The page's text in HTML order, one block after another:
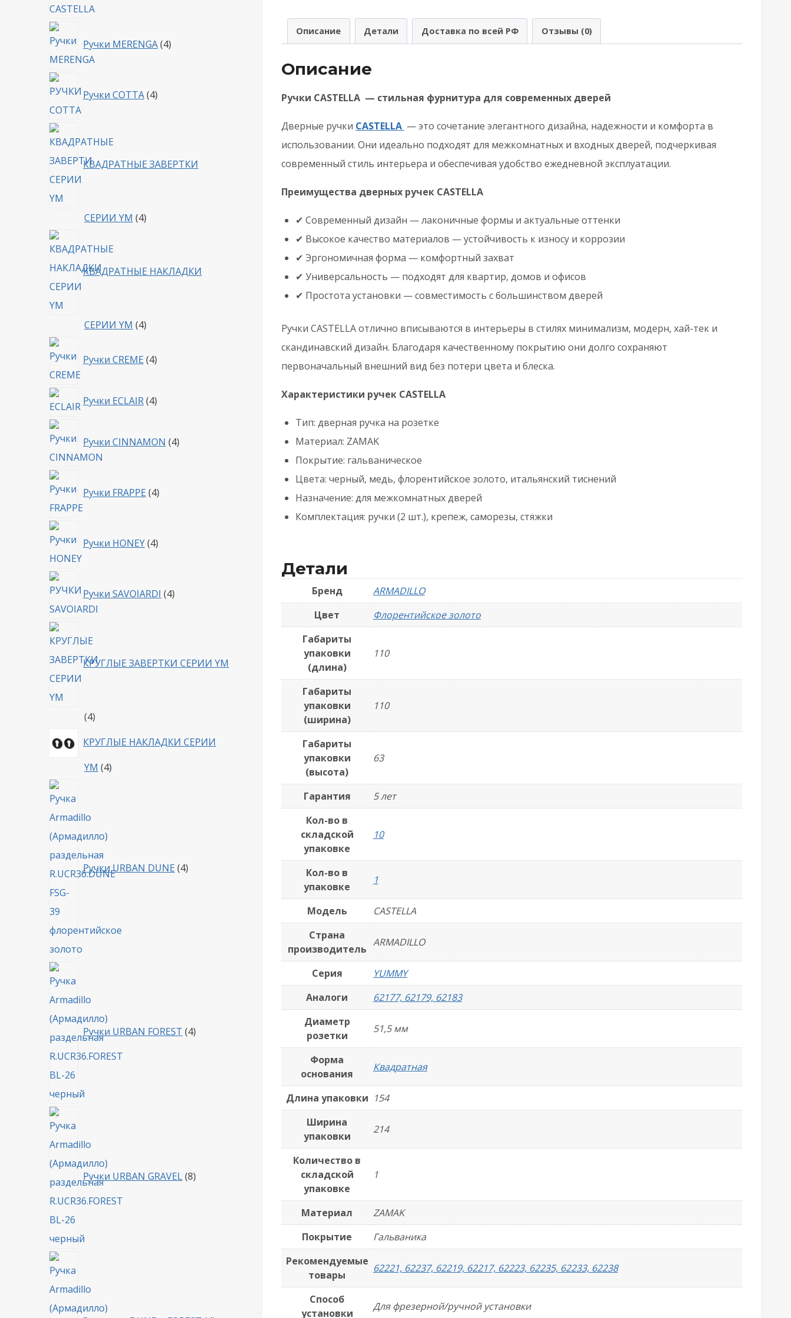
раздельная
флор.
Описание Детали Доставка по всей РФ Отзывы (0)
Описание
Ручки CASTELLA — стильная фурнитура для современных дверей
Дверные ручки CASTELLA — это сочетание элегантного дизайна, надежности и комфорта в
использовании. Они идеально подходят для межкомнатных и входных дверей, подчеркивая
современный стиль интерьера и обеспечивая удобство ежедневной эксплуатации.
Преимущества дверных ручек CASTELLA
✔ Современный дизайн — лаконичные формы и актуальные оттенки
✔ Высокое качество материалов — устойчивость к износу и коррозии
✔ Эргономичная форма — комфортный захват
✔ Универсальность — подходят для квартир, домов и офисов
✔ Простота установки — совместимость с большинством дверей
Ручки CASTELLA отлично вписываются в интерьеры в стилях минимализм, модерн, хай-тек и
скандинавский дизайн. Благодаря качественному покрытию они долго сохраняют
первоначальный внешний вид без потери цвета и блеска.
Характеристики ручек CASTELLA
Тип: дверная ручка на розетке
Материал: ZAMAK
Покрытие: гальваническое
Цвета: черный, медь, флорентийское золото, итальянский тиснений
Назначение: для межкомнатных дверей
Комплектация: ручки (2 шт.), крепеж, саморезы, стяжки
Детали
Бренд
ARMADILLO
Цвет
Флорентийское золото
Габариты
упаковки
(длина)
110
Габариты
упаковки
(ширина)
110
Габариты
упаковки
(высота)
63
Гарантия
5 лет
Кол-во в
складской
упаковке
10
Кол-во в
упаковке
1
Модель
CASTELLA
Страна
производитель
ARMADILLO
Серия
YUMMY
Аналоги
62177, 62179, 62183
Диаметр
розетки
51,5 мм
Форма
основания
Квадратная
Длина упаковки 154
Ширина
упаковки
214
Количество в
складской
упаковке
1
Материал
ZAMAK
Покрытие
Гальваника
Рекомендуемые
товары
62221, 62237, 62219, 62217, 62223, 62235, 62233, 62238
Способ
установки
Для фрезерной/ручной установки
Ручки MERENGA 4товара
Ручки COTTA 4товара
КВАДРАТНЫЕ ЗАВЕРТКИ
СЕРИИ YM 44
КВАДРАТНЫЕ НАКЛАДКИ
СЕРИИ YM 44
Ручки CREME 4товара
Ручки ECLAIR 44
Ручки CINNAMON 4товара
Ручки FRAPPE 4товара
Ручки HONEY 4товара
Ручки SAVOIARDI 4товара
КРУГЛЫЕ ЗАВЕРТКИ СЕРИИ YM
44
КРУГЛЫЕ НАКЛАДКИ СЕРИИ
YM 44
Ручки URBAN DUNE 4
Ручки URBAN FOREST 4
Ручки URBAN GRAVEL 8